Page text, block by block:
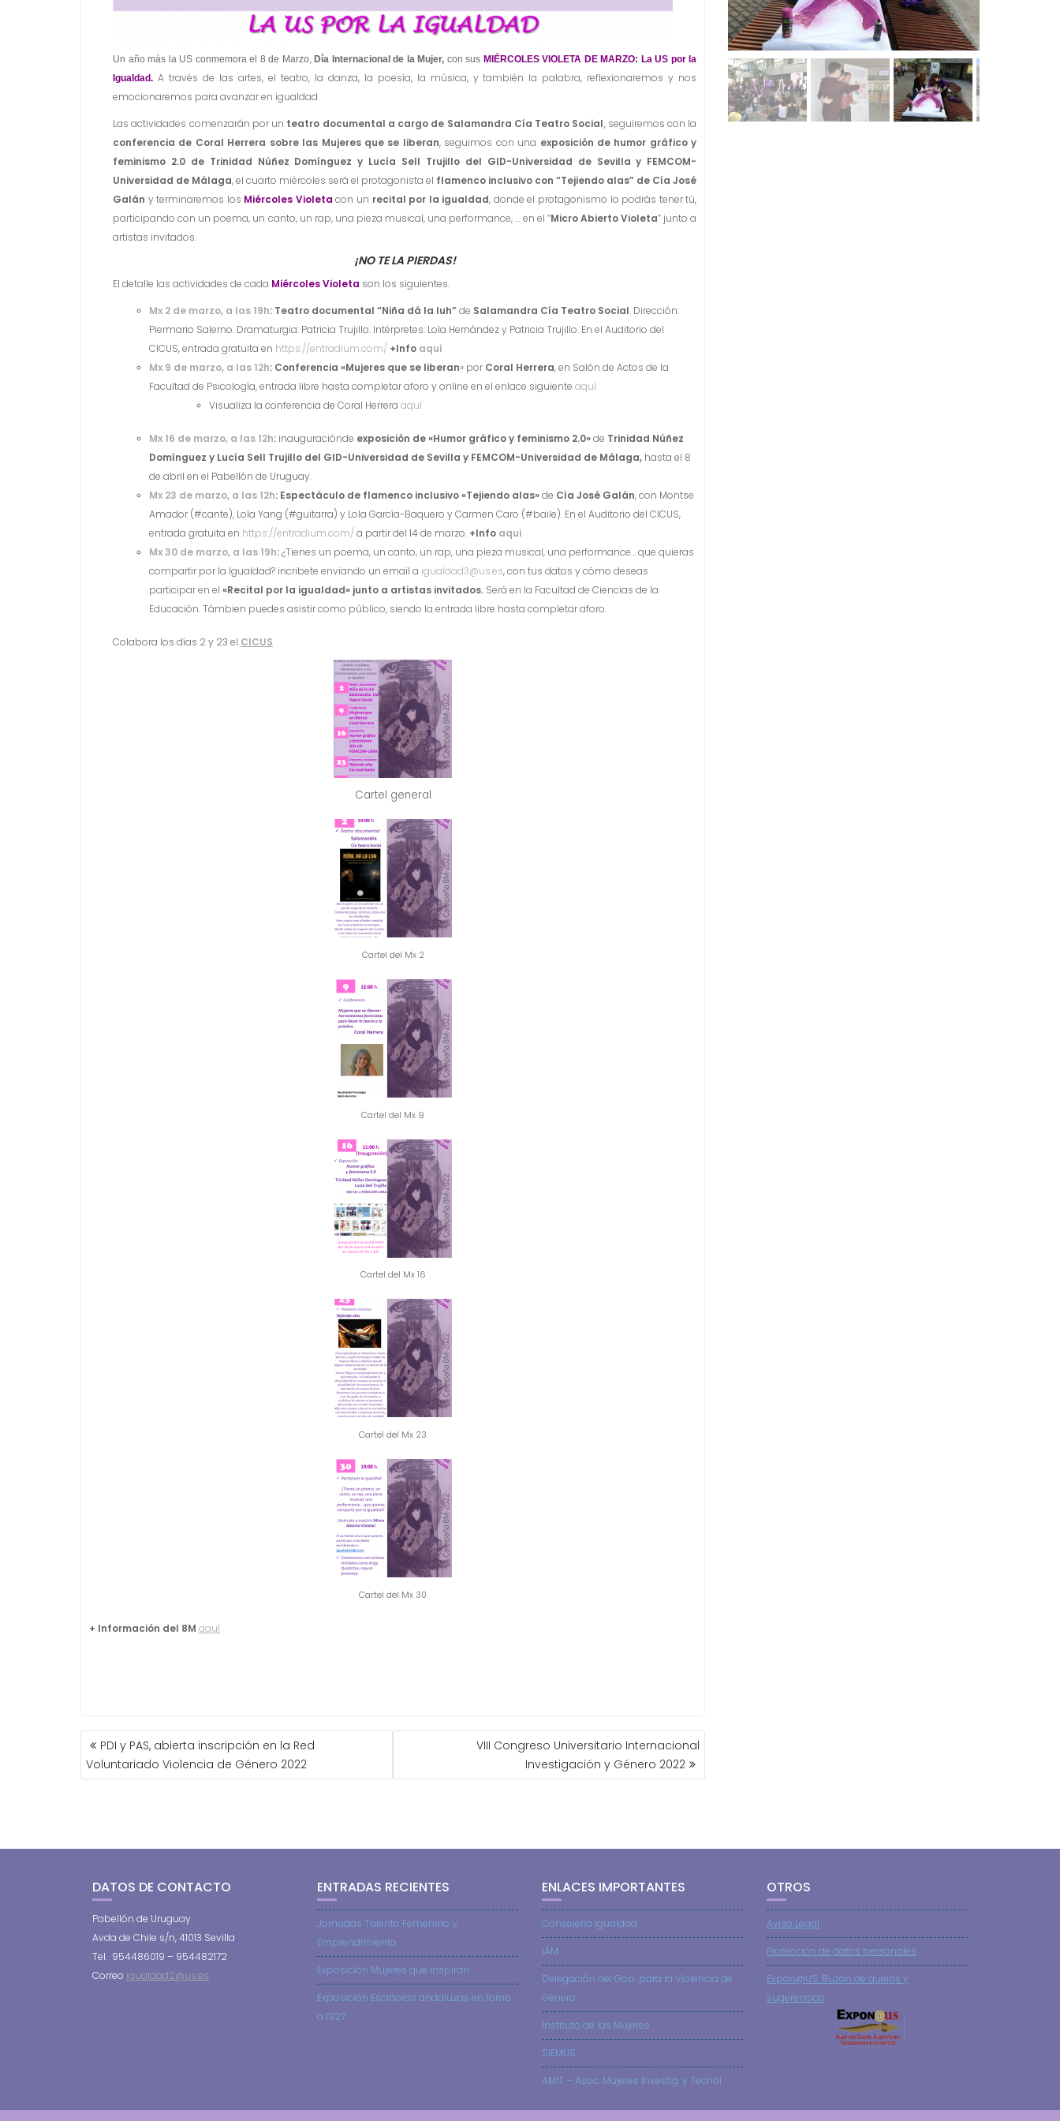
Un año más la US conmemora el 8 de Marzo, Día Internacional de la Mujer, con sus MIÉRCOLESVIOLETA DE MARZO: La US por la
Igualdad. A través de las artes, el teatro, la danza, la poesía, la música, y también la palabra, reflexionaremos y nos
emocionaremos para avanzar en igualdad.
Las actividades comenzarán por un teatro documental a cargo de Salamandra Cía Teatro Social, seguiremos con la
conferencia de Coral Herrera sobre las Mujeres que se liberan, seguimos con una exposición de humor gráfico y
feminismo 2.0 de Trinidad Núñez Domínguez y Lucía Sell Trujillo del GID-Universidad de Sevilla y FEMCOM-
Universidad de Málaga, el cuarto miércoles será el protagonista el flamenco inclusivo con “Tejiendo alas” de Cía José
Galán y terminaremos los Miércoles Violeta con un recital por la igualdad, donde el protagonismo lo podrás tener tú,
participando con un poema, un canto, un rap, una pieza musical, una performance, … en el “Micro Abierto Violeta” junto a
artistas invitados.
¡NO TE LA PIERDAS!
El detalle las actividades de cada MiércolesVioleta son los siguientes.
Mx 2 de marzo, a las 19h: Teatro documental “Niña dá la luh” de Salamandra Cía Teatro Social. Dirección:
Piermario Salerno. Dramaturgia: Patricia Trujillo. Intérpretes: Lola Hernández y Patricia Trujillo. En el Auditorio del
CICUS, entrada gratuita en https://entradium.com/ +Info aquí
Mx 9 de marzo, a las 12h: Conferencia «Mujeres que se liberan» por Coral Herrera, en Salón de Actos de la
Facultad de Psicología, entrada libre hasta completar aforo y online en el enlace siguiente aquí
Visualiza la conferencia de Coral Herrera aquí
Mx 16 de marzo, a las 12h: inauguraciónde exposición de «Humor gráfico y feminismo 2.0»de Trinidad Núñez
Domínguez y Lucía Sell Trujillo del GID-Universidad de Sevilla y FEMCOM-Universidad de Málaga, hasta el 8
de abril en el Pabellón de Uruguay.
Mx 23 de marzo, a las 12h: Espectáculo de flamenco inclusivo «Tejiendo alas»de Cía José Galán, con Montse
Amador (#cante), Lola Yang (#guitarra) y Lola García-Baquero y Carmen Caro (#baile). En el Auditorio del CICUS,
entrada gratuita en https://entradium.com/a partir del 14 de marzo. +Info aquí
Mx 30 de marzo, a las 19h:¿Tienes un poema, un canto, un rap, una pieza musical, una performance… que quieras
compartir por la Igualdad? incribete enviando un email a igualdad3@us.es, con tus datos y cómo deseas
participar en el «Recital por la igualdad» junto a artistas invitados. Será en la Facultad de Ciencias de la
Educación. Támbien puedes asistir como público, siendo la entrada libre hasta completar aforo.
Colabora los días 2 y 23 el CICUS
Cartel general
Cartel del Mx 2
Cartel del Mx 9
Cartel del Mx 16
Cartel del Mx 23
Cartel del Mx 30
+ Información del 8M aquí
NAVEGACIÓN
DE
ENTRADAS
PDI y PAS, abierta inscripción en la Red
Voluntariado Violencia de Género 2022
VIII Congreso Universitario Internacional
Investigación y Género 2022
DATOS DE CONTACTO
Pabellón de Uruguay
Avda de Chile s/n, 41013 Sevilla
Tel. 954486019 – 954482172
Correo igualdad2@us.es
ENTRADAS RECIENTES
Jornadas Talento Femenino y
Emprendimiento
Exposición Mujeres que inspiran
Exposición Escritoras andaluzas en torno
a 1927
ENLACES IMPORTANTES
Consejería Igualdad
IAM
Delegación del Gob. para la Violencia de
Género
Instituto de las Mujeres
SIEMUS
AMIT – Asoc. Mujeres Investig. y Tecnól.
OTROS
Aviso Legal
Protección de datos personales
Expon@US: Buzón de quejas y
sugerencias